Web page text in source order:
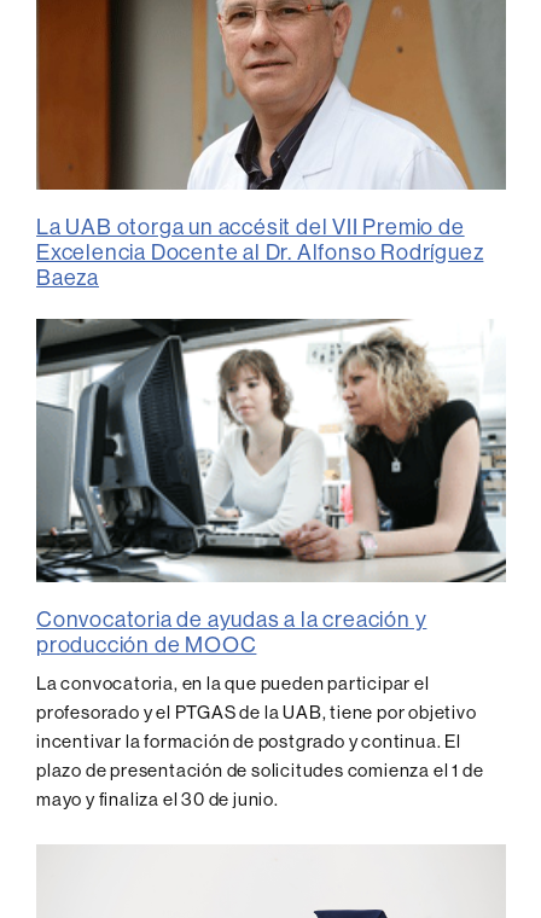
La UAB otorga un accésit del VII Premio de
Excelencia Docente al Dr. Alfonso Rodríguez
Baeza
Convocatoria de ayudas a la creación y
producción de MOOC
La convocatoria, en la que pueden participar el
profesorado y el PTGAS de la UAB, tiene por objetivo
incentivar la formación de postgrado y continua. El
plazo de presentación de solicitudes comienza el 1 de
mayo y finaliza el 30 de junio.